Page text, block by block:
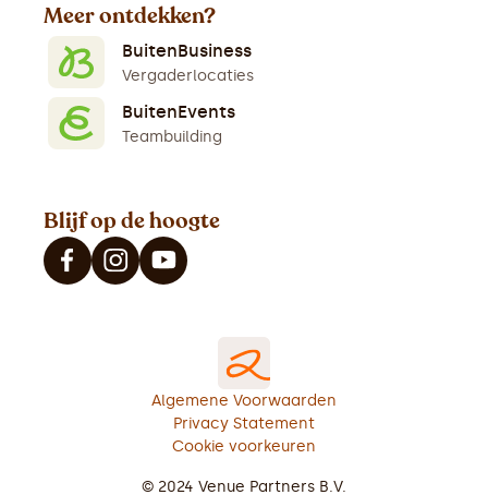
Meer ontdekken?
BuitenBusiness
Vergaderlocaties
BuitenEvents
Teambuilding
Blijf op de hoogte
Algemene Voorwaarden
Privacy Statement
Cookie voorkeuren
© 2024 Venue Partners B.V.